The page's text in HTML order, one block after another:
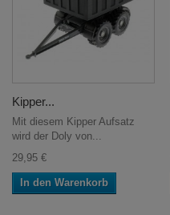
Kipper...
Mit diesem Kipper Aufsatz
wird der Doly von...
29,95 €
In den Warenkorb